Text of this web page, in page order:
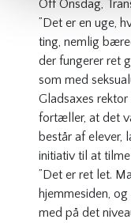
Off Onsdag,
”Det er en uge,
ting, nemlig
der fungerer ret
som med
Gladsaxes rektor
fortæller, at det
består af elever,
initiativ til at
”Det er ret let.
hjemmesiden,
med på det